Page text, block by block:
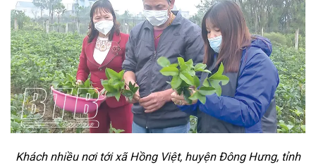
Khách nhiều nơi tới xã Hồng Việt, huyện Đông Hưng, tỉnh